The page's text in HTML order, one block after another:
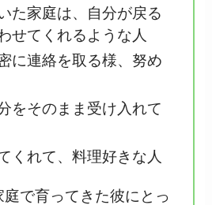
た家庭は、自分が戻る
せてくれるような人
に連絡を取る様、努め
をそのまま受け入れて
くれて、料理好きな人
で育ってきた彼にとっ